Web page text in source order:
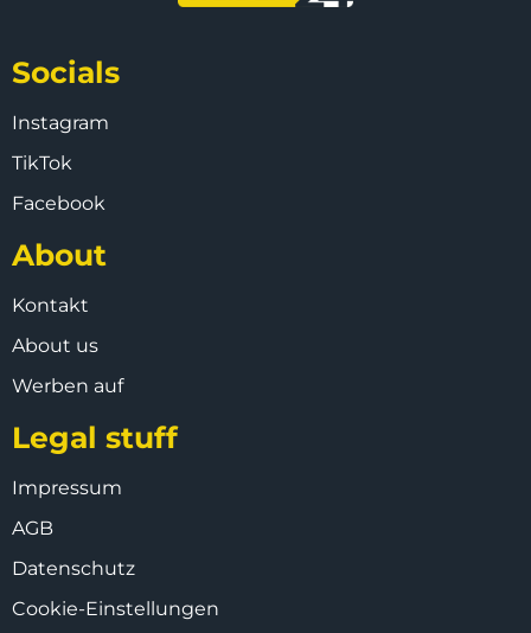
Socials
Instagram
TikTok
Facebook
About
Kontakt
About us
Werben auf
Legal stuff
Impressum
AGB
Datenschutz
Cookie-Einstellungen